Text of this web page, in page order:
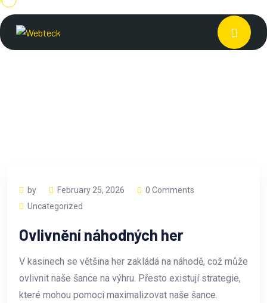
by February 25, 2026
0 Comments
Uncategorized
Ovlivnění náhodných her
V kasinech se většina her zakládá na náhodě, což může
ovlivnit naše šance na výhru. Přesto existují strategie,
které mohou pomoci maximalizovat naše šance.